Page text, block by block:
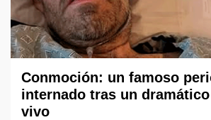
Conmoción: un famoso
internado tras un
vivo